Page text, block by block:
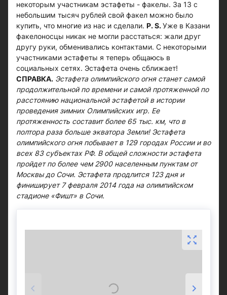
некоторым участникам эстафеты - факелы. За 13 с
небольшим тысяч рублей свой факел можно было
купить, что многие из нас и сделали. Р. S.Уже в Казани
факелоносцы никак не могли расстаться: жали друг
другу руки, обменивались контактами. С некоторыми
участниками эстафеты я теперь общаюсь в
социальных сетях. Эстафета очень сближает!
СПРАВКА. Эстафета олимпийского огня станет самой
продолжительной по времени и самой протяженной по
расстоянию национальной эстафетой в истории
проведения зимних Олимпийских игр. Ее
протяженность составит более 65 тыс. км, что в
полтора раза больше экватора Земли! Эстафета
олимпийского огня побывает в 129 городах России и во
всех 83 субъектах РФ. В общей сложности эстафета
пройдет по более чем 2900 населенным пунктам от
Москвы до Сочи. Эстафета продлится 123 дня и
финиширует 7 февраля 2014 года на олимпийском
стадионе «Фишт» в Сочи.